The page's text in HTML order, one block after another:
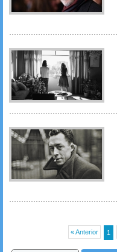
« Anterior 1